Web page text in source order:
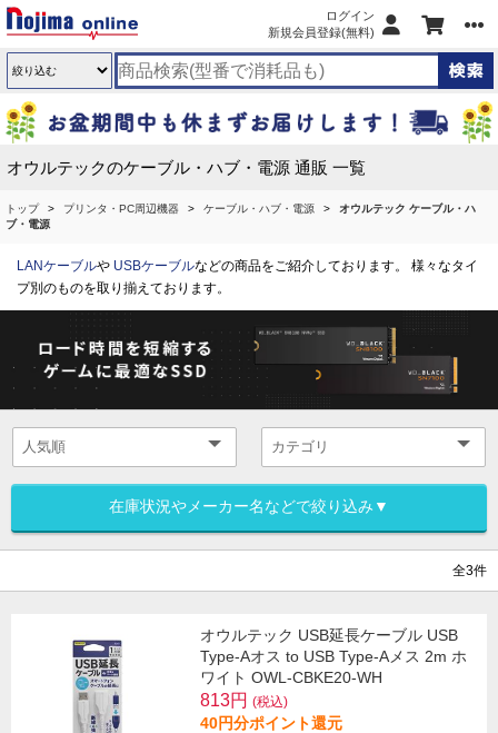
ログイン
新規会員登録(無料)
オウルテックのケーブル・ハブ・電源 通販 一覧
トップ プリンタ・PC周辺機器 ケーブル・ハブ・電源
オウルテック ケーブル・ハ
ブ・電源
LANケーブルや USBケーブルなどの商品をご紹介しております。 様々なタイ
プ別のものを取り揃えております。
在庫状況やメーカー名などで絞り込み▼
全3件
オウルテック USB延長ケーブル USB
Type-Aオス to USB Type-Aメス 2m ホ
ワイト OWL-CBKE20-WH
813円 (税込)
40円分ポイント還元